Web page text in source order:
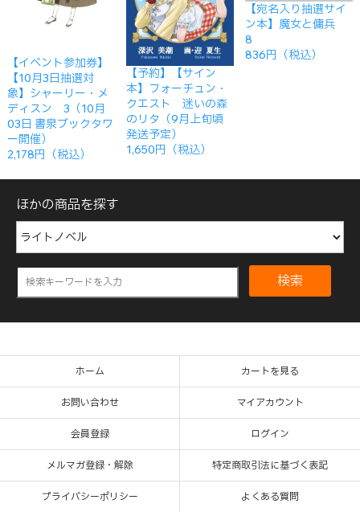
【イベント参加券】
【10月3日抽選対
象】シャーリー・メ
ディスン 3（10月
03日 書泉ブックタワ
ー開催）
2,178円（税込）
【予約】【サイン
本】フォーチュン・
クエスト 迷いの森
のリタ（9月上旬頃
発送予定）
1,650円（税込）
【宛名入り抽選サイ
ン本】魔女と傭兵
8
836円（税込）
ほかの商品を探す
検索
ホーム カートを見る
お問い合わせ マイアカウント
会員登録 ログイン
メルマガ登録・解除 特定商取引法に基づく表記
プライバシーポリシー よくある質問